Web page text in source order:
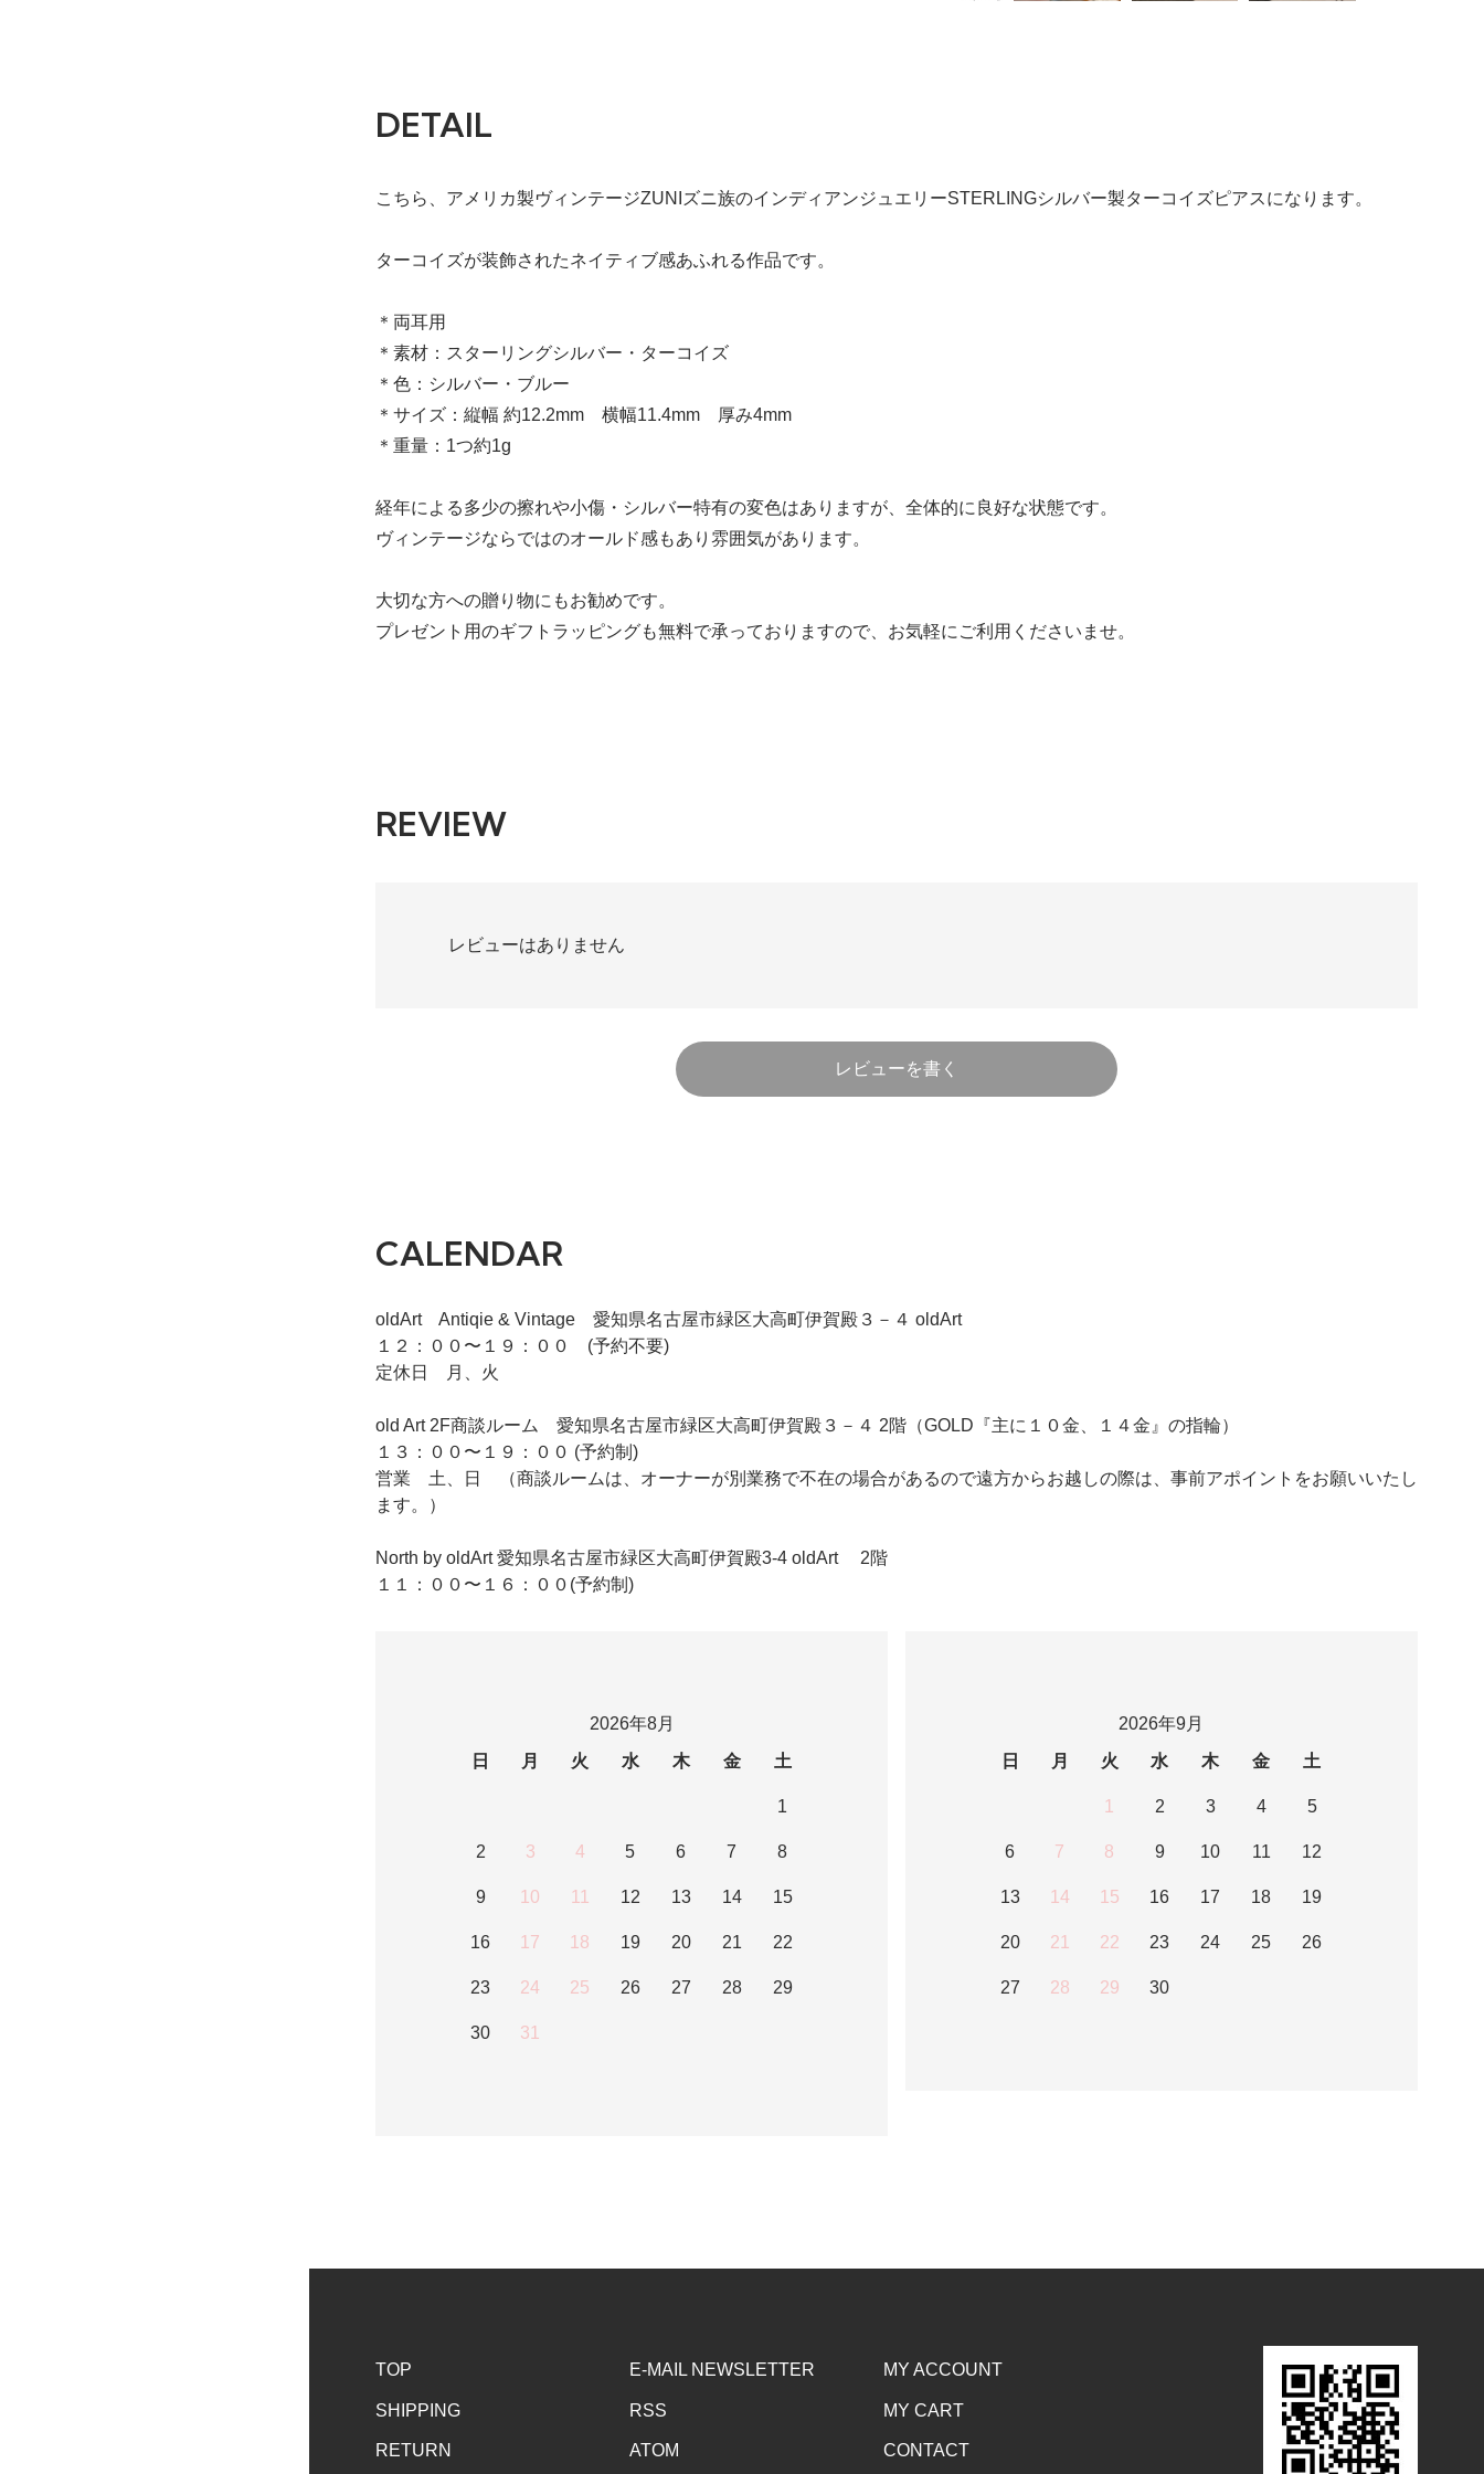
DETAIL
こちら、アメリカ製ヴィンテージZUNIズニ族のインディアンジュエリーSTERLINGシルバー製ターコイズピアスになります。
ターコイズが装飾されたネイティブ感あふれる作品です。
＊両耳用
＊素材：スターリングシルバー・ターコイズ
＊色：シルバー・ブルー
＊サイズ：縦幅 約12.2mm 横幅11.4mm 厚み4mm
＊重量：1つ約1g
経年による多少の擦れや小傷・シルバー特有の変色はありますが、全体的に良好な状態です。
ヴィンテージならではのオールド感もあり雰囲気があります。
大切な方への贈り物にもお勧めです。
プレゼント用のギフトラッピングも無料で承っておりますので、お気軽にご利用くださいませ。
REVIEW
レビューはありません
レビューを書く
CALENDAR
oldArt Antiqie & Vintage 愛知県名古屋市緑区大高町伊賀殿３－４ oldArt
１２：００〜１９：００ (予約不要)
定休日 月、火
old Art 2F商談ルーム 愛知県名古屋市緑区大高町伊賀殿３－４ 2階（GOLD『主に１０金、１４金』の指輪）
１３：００〜１９：００ (予約制)
営業 土、日 （商談ルームは、オーナーが別業務で不在の場合があるので遠方からお越しの際は、事前アポイントをお願いいたし
ます。）
North by oldArt 愛知県名古屋市緑区大高町伊賀殿3-4 oldArt 2階
１１：００〜１６：００(予約制)
2026年8月
日
月 火 水 木 金 土
1
2 3 4 5 6 7 8
9 10 11 12 13 14 15
16 17 18 19 20 21 22
23 24 25 26 27 28 29
30 31
2026年9月
日
月 火 水 木 金 土
1 2 3 4 5
6 7 8 9 10 11 12
13 14 15 16 17 18 19
20 21 22 23 24 25 26
27 28 29 30
TOP
SHIPPING
RETURN
E-MAIL NEWSLETTER
RSS
ATOM
MY ACCOUNT
MY CART
CONTACT